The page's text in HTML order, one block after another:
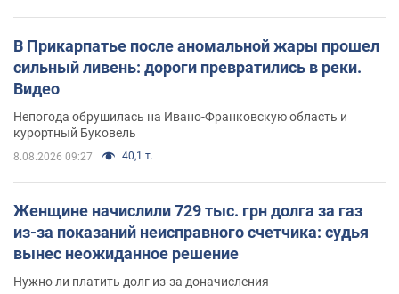
В Прикарпатье после аномальной жары прошел
сильный ливень: дороги превратились в реки.
Видео
Непогода обрушилась на Ивано-Франковскую область и
курортный Буковель
8.08.2026 09:27 40,1 т.
Женщине начислили 729 тыс. грн долга за газ
из-за показаний неисправного счетчика: судья
вынес неожиданное решение
Нужно ли платить долг из-за доначисления